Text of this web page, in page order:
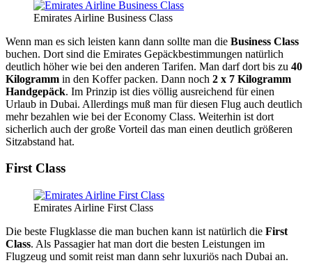
Emirates Airline Business Class
Wenn man es sich leisten kann dann sollte man die Business Class
buchen. Dort sind die Emirates Gepäckbestimmungen natürlich
deutlich höher wie bei den anderen Tarifen. Man darf dort bis zu 40
Kilogramm in den Koffer packen. Dann noch 2 x 7 Kilogramm
Handgepäck. Im Prinzip ist dies völlig ausreichend für einen
Urlaub in Dubai. Allerdings muß man für diesen Flug auch deutlich
mehr bezahlen wie bei der Economy Class. Weiterhin ist dort
sicherlich auch der große Vorteil das man einen deutlich größeren
Sitzabstand hat.
First Class
Emirates Airline First Class
Die beste Flugklasse die man buchen kann ist natürlich die First
Class. Als Passagier hat man dort die besten Leistungen im
Flugzeug und somit reist man dann sehr luxuriös nach Dubai an.